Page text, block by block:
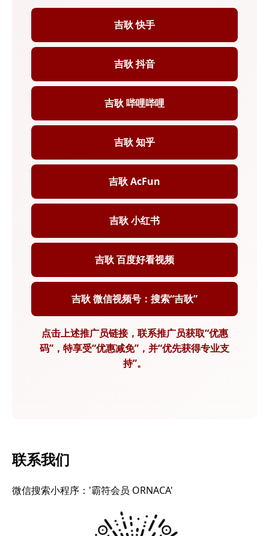
吉耿 快手
吉耿 抖音
吉耿 哔哩哔哩
吉耿 知乎
吉耿 AcFun
吉耿 小红书
吉耿 百度好看视频
吉耿 微信视频号：搜索“吉耿”
点击上述推广员链接，联系推广员获取“优惠
码”，特享受“优惠减免”，并“优先获得专业支
持”。
联系我们
微信搜索小程序：'霸符会员 ORNACA'